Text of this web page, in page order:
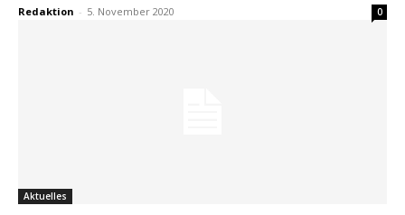
Redaktion - 5. November 2020 0
Aktuelles